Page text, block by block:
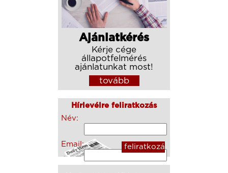
Ajánlatkérés
Kérje cége
állapotfelmérés
ajánlatunkat most!
tovább
Hírlevélre feliratkozás
Név:
Email: